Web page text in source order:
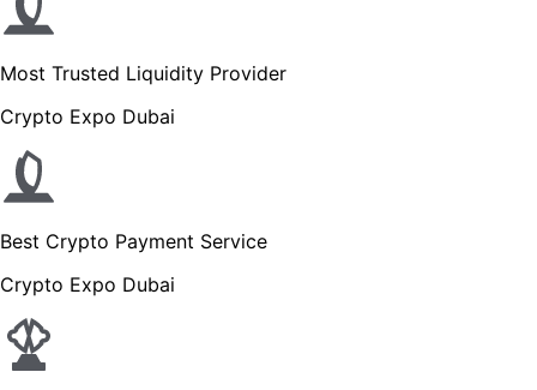
Most Trusted Liquidity Provider
Crypto Expo Dubai
Best Crypto Payment Service
Crypto Expo Dubai